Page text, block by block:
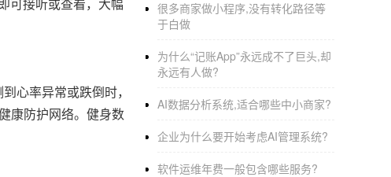
心率异常或跌倒时，
康防护网络。健身数
很多商家做小程序,没有转化路径等
于白做
为什么“记账App”永远成不了巨头,却
永远有人做?
AI数据分析系统,适合哪些中小商家?
企业为什么要开始考虑AI管理系统?
软件运维年费一般包含哪些服务?